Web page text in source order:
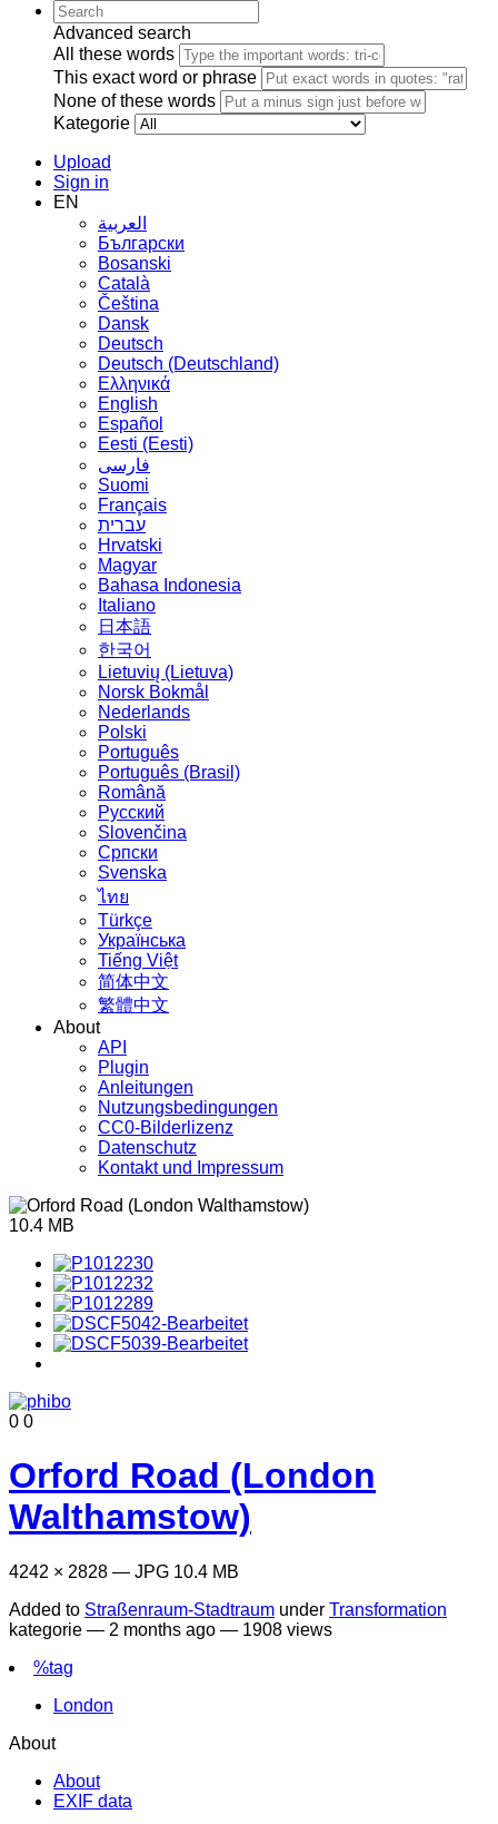
Advanced search
All these words
This exact word or phrase
None of these words
Kategorie
Upload
Sign in
EN
العربية
Български
Bosanski
Сatalà
Čeština
Dansk
Deutsch
Deutsch (Deutschland)
Ελληνικά
English
Español
Eesti (Eesti)
فارسی
Suomi
Français
עברית
Hrvatski
Magyar
Bahasa Indonesia
Italiano
日本語
한국어
Lietuvių (Lietuva)
‪Norsk Bokmål‬
Nederlands
Polski
Português
Português (Brasil)
Română
Русский
Slovenčina
Српски
Svenska
ไทย
Türkçe
Українська
Tiếng Việt
简体中文
繁體中文
About
API
Plugin
Anleitungen
Nutzungsbedingungen
CC0-Bilderlizenz
Datenschutz
Kontakt und Impressum
10.4 MB
0 0
Orford Road (London
Walthamstow)
4242 × 2828 — JPG 10.4 MB
Added to Straßenraum-Stadtraum under Transformation
kategorie — 2 months ago — 1908 views
%tag
London
About
About
EXIF data